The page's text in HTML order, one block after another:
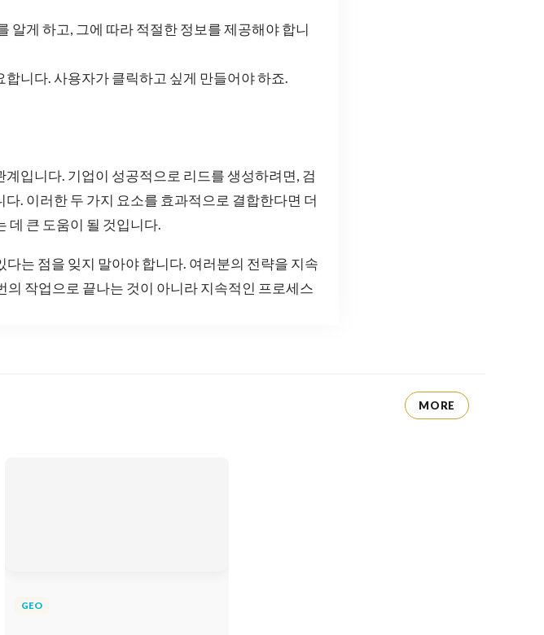
알게 하고, 그에 따라 적절한 정보를 제공해야 합니
합니다. 사용자가 클릭하고 싶게 만들어야 하죠.
입니다. 기업이 성공적으로 리드를 생성하려면, 검
. 이러한 두 가지 요소를 효과적으로 결합한다면 더
데 큰 도움이 될 것입니다.
는 점을 잊지 말아야 합니다. 여러분의 전략을 지속
작업으로 끝나는 것이 아니라 지속적인 프로세스
MORE
GEO